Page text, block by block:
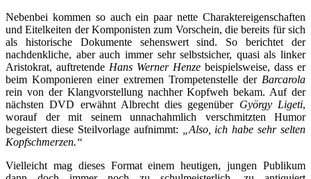
Nebenbei kommen so auch ein paar nette Charaktereigenschaften
und Eitelkeiten der Komponisten zum Vorschein, die bereits für sich
als historische Dokumente sehenswert sind. So berichtet der
nachdenkliche, aber auch immer sehr selbstsicher, quasi als linker
Aristokrat, auftretende Hans Werner Henze beispielsweise, dass er
beim Komponieren einer extremen Trompetenstelle der Barcarola
rein von der Klangvorstellung nachher Kopfweh bekam. Auf der
nächsten DVD erwähnt Albrecht dies gegenüber György Ligeti,
worauf der mit seinem unnachahmlich verschmitzten Humor
begeistert diese Steilvorlage aufnimmt:
„Also, ich habe sehr selten
Kopfschmerzen.“
Vielleicht mag dieses Format einem heutigen, jungen Publikum